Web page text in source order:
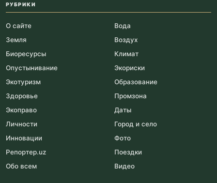
РУБРИКИ
О сайте
Вода
Земля
Воздух
Биоресурсы
Климат
Опустынивание
Экориски
Экотуризм
Образование
Здоровье
Промзона
Экоправо
Даты
Личности
Город и село
Инновации
Фото
Репортер.uz
Поездки
Обо всем
Видео